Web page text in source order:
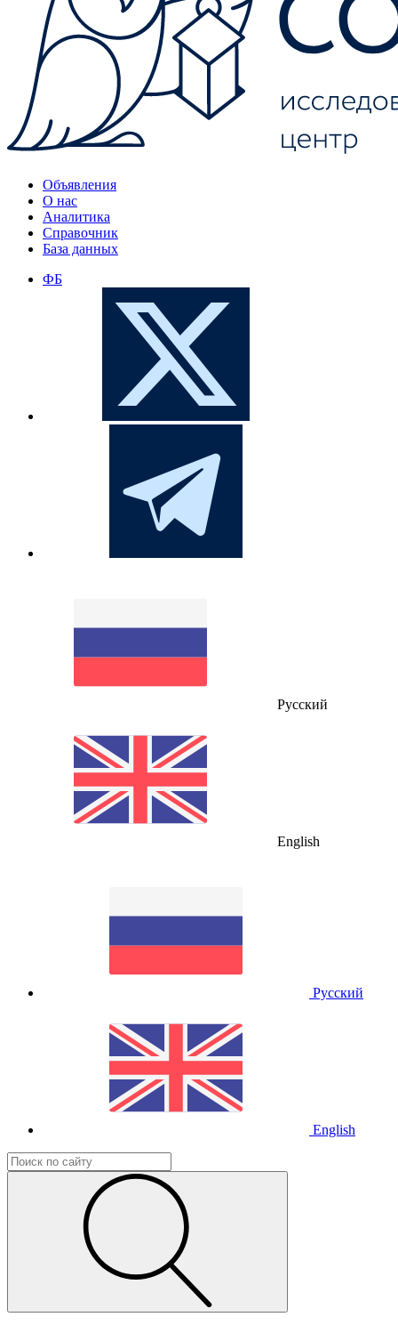
Объявления
О нас
Аналитика
Справочник
База данных
ФБ
Русский
English
Русский
English